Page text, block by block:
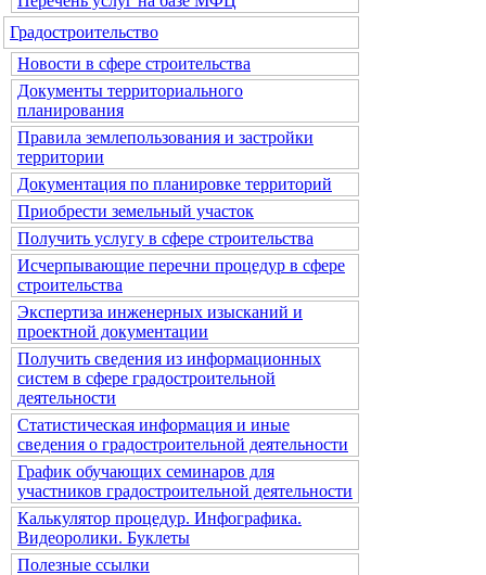
Градостроительство
Новости в сфере строительства
Документы территориального
планирования
Правила землепользования и застройки
территории
Документация по планировке территорий
Приобрести земельный участок
Получить услугу в сфере строительства
Исчерпывающие перечни процедур в сфере
строительства
Экспертиза инженерных изысканий и
проектной документации
Получить сведения из информационных
систем в сфере градостроительной
деятельности
Статистическая информация и иные
сведения о градостроительной деятельности
График обучающих семинаров для
участников градостроительной деятельности
Калькулятор процедур. Инфографика.
Видеоролики. Буклеты
Полезные ссылки